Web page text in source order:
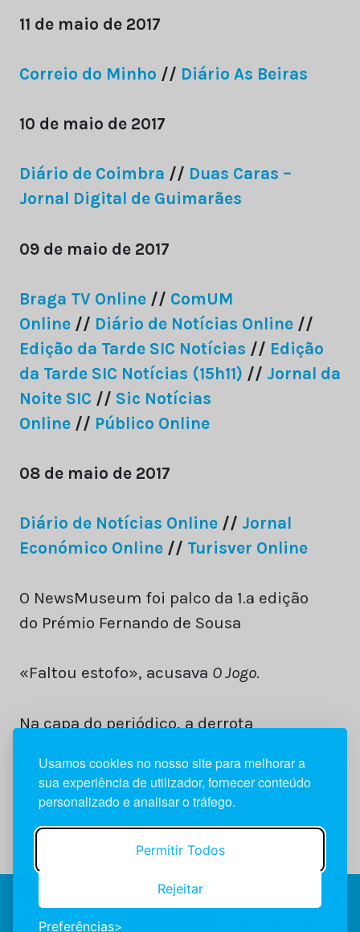
Usamos cookies no nosso site para melhorar a
sua experiência de utilizador, fornecer conteúdo
personalizado e analisar o tráfego.
Permitir Todos
Rejeitar
Preferências
11 de maio de 2017
Correio do Minho // Diário As Beiras
10 de maio de 2017
Diário de Coimbra // Duas Caras –
Jornal Digital de Guimarães
09 de maio de 2017
Braga TV Online // ComUM
Online // Diário de Notícias Online //
Edição da Tarde SIC Notícias // Edição
da Tarde SIC Notícias (15h11) // Jornal da
Noite SIC // Sic Notícias
Online // Público Online
08 de maio de 2017
Diário de Notícias Online // Jornal
Económico Online // Turisver Online
O NewsMuseum foi palco da 1.ª edição
do Prémio Fernando de Sousa
«Faltou estofo», acusava O Jogo.
Na capa do periódico, a derrota
a contratação do novo treinador
encarnado.